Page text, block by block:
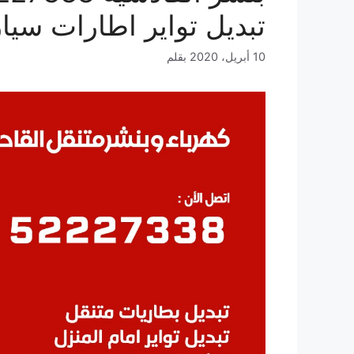
تبديل تواير اطارات
10 أبريل، 2020 بقلم